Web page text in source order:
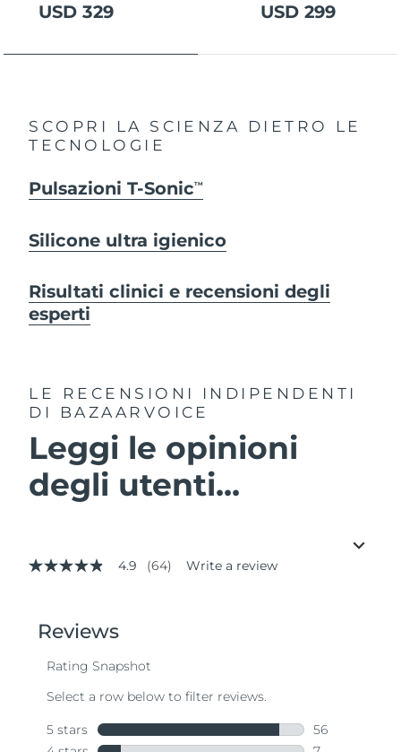
USD 329 USD 299
SCOPRI LA SCIENZA DIETRO LE
TECNOLOGIE
Pulsazioni T-SonicTM
Silicone ultra igienico
Risultati clinici e recensioni degli
esperti
LE RECENSIONI INDIPENDENTI
DI BAZAARVOICE
Leggi le opinioni
degli utenti...
4.9
stars,
average
value.
Same
page
4.9 (64) Write a review